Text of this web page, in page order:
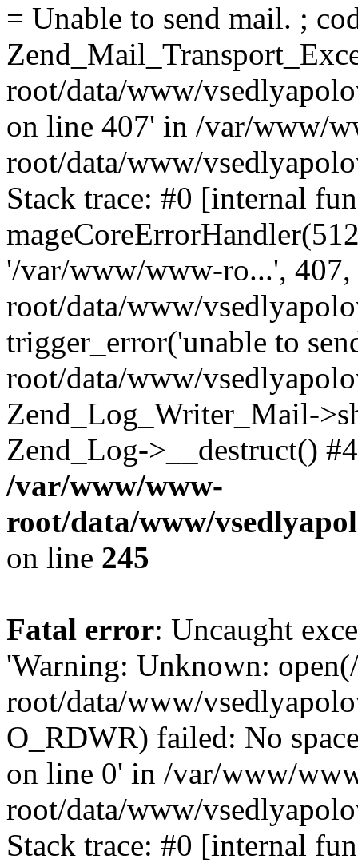
= Unable to send mail. ;
root/data/www/
on line 407' in /var/www/
root/data/www/
Stack trace: #0 [internal
'/var/www/www-ro...',
root/data/www/
trigger_error('unable to
root/data/www/
Zend_Log_Writer_Mail-
Zend_Log->__destruct()
/var/www/www-
root/data/www/
on line 245
Fatal error: Uncaught
'Warning: Unknown:
root/data/www/
O_RDWR) failed: No
on line 0' in /var/www/
root/data/www/
Stack trace: #0 [internal